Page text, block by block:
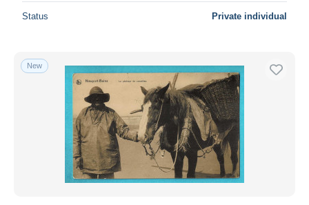
Status Private individual
New